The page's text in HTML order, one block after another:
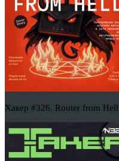
Хакер #326. Router from Hell